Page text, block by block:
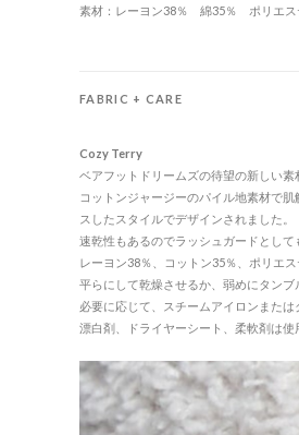
素材：レーヨン38％ 綿35％ ポリエス
FABRIC + CARE
Cozy Terry
ベアフットドリームズの待望の新しい素
コットンジャージーのパイル地素材で
スしたスタイルでデザインされました。
速乾性もあるのでラッシュガードとして
レーヨン38％、コットン35％、ポリエ
平らにして乾燥させるか、弱めにタンブ
必要に応じて、スチームアイロンまたは
漂白剤、ドライヤーシート、柔軟剤は使